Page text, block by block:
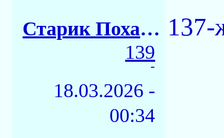
Старик Похабыч
139
-
18.03.2026 -
00:34
137-